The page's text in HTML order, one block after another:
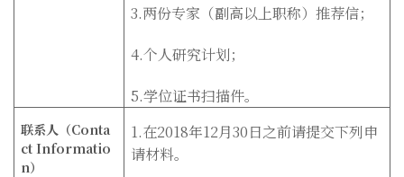
3.两份专家（副高以上职称）推荐信；
4.个人研究计划；
5.学位证书扫描件。
联系人（Conta
ct Informatio
n）
1.在2018年12月30日之前请提交下列申
请材料。